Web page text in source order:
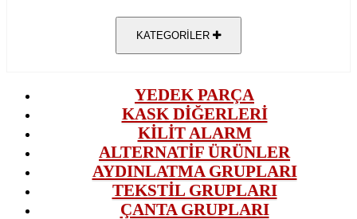
KATEGORİLER
YEDEK PARÇA
KASK DİĞERLERİ
KİLİT ALARM
ALTERNATİF ÜRÜNLER
AYDINLATMA GRUPLARI
TEKSTİL GRUPLARI
ÇANTA GRUPLARI